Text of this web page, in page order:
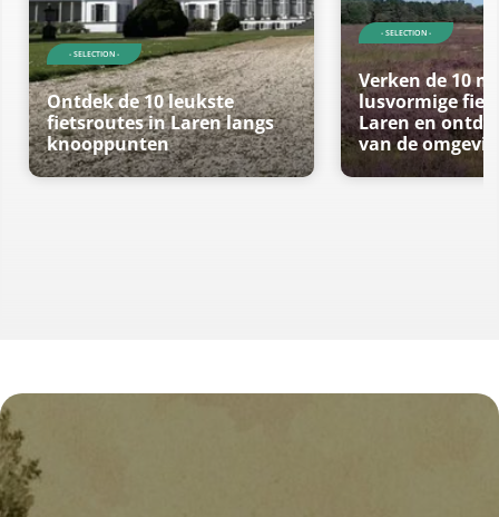
- SELECTION -
Ontdek de 10 leukste
fietsroutes in Laren langs
knooppunten
- SELECTION -
Verken de 10
lusvormige
Laren en
van de